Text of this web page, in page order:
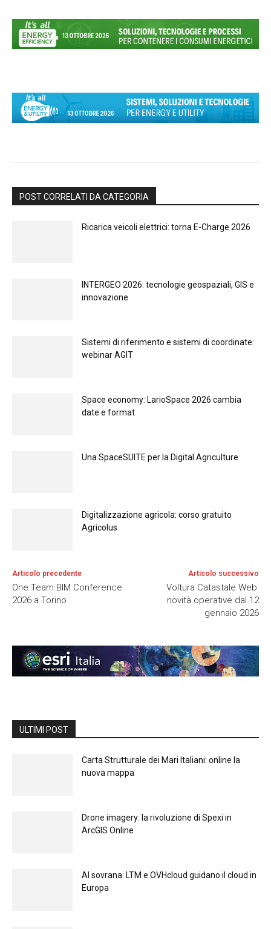
POST CORRELATI DA CATEGORIA
Ricarica veicoli elettrici: torna E-Charge 2026
INTERGEO 2026: tecnologie geospaziali, GIS e
innovazione
Sistemi di riferimento e sistemi di coordinate:
webinar AGIT
Space economy: LarioSpace 2026 cambia
date e format
Una SpaceSUITE per la Digital Agriculture
Digitalizzazione agricola: corso gratuito
Agricolus
Articolo precedente
One Team BIM Conference
2026 a Torino
Articolo successivo
Voltura Catastale Web:
novità operative dal 12
gennaio 2026
ULTIMI POST
Carta Strutturale dei Mari Italiani: online la
nuova mappa
Drone imagery: la rivoluzione di Spexi in
ArcGIS Online
Al sovrana: LTM е OVHcloud guidano il cloud in
Europа